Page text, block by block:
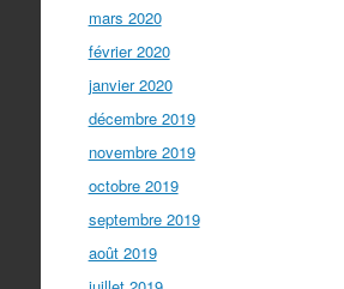
mars 2020
février 2020
janvier 2020
décembre 2019
novembre 2019
octobre 2019
septembre 2019
août 2019